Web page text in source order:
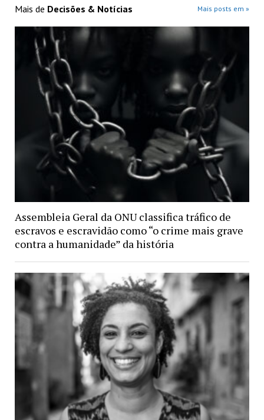
Mais de Decisões & Notícias Mais posts em »
Assembleia Geral da ONU classifica tráfico de
escravos e escravidão como “o crime mais grave
contra a humanidade” da história